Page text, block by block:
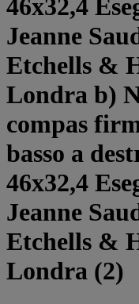
46x32,4
Jeanne
Etchells &
Londra b)
compas
basso a
46x32,4
Jeanne
Etchells &
Londra (2)